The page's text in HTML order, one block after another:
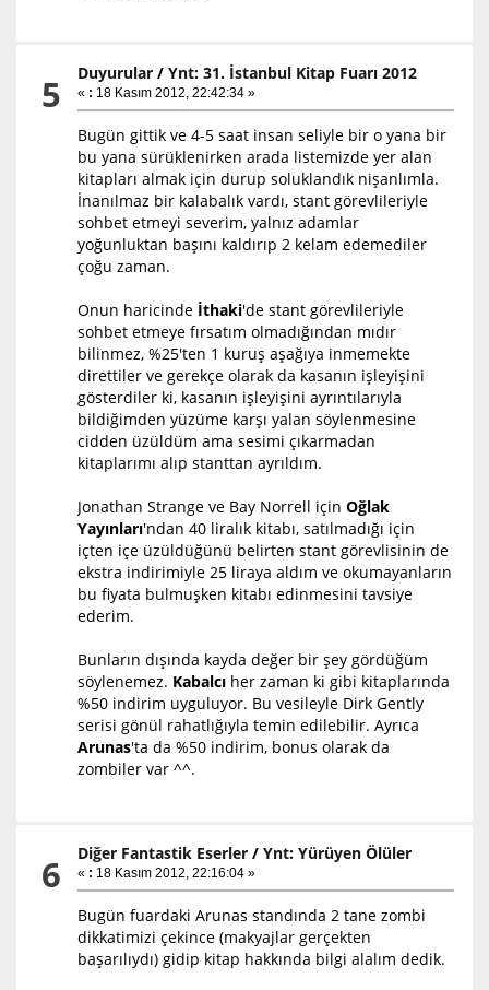
5 Duyurular /Ynt: 31. İstanbul Kitap Fuarı 2012
« : 18 Kasım 2012, 22:42:34 »
Bugün gittik ve 4-5 saat insan seliyle bir o yana bir
bu yana sürüklenirken arada listemizde yer alan
kitapları almak için durup soluklandık nişanlımla.
İnanılmaz bir kalabalık vardı, stant görevlileriyle
sohbet etmeyi severim, yalnız adamlar
yoğunluktan başını kaldırıp 2 kelam edemediler
çoğu zaman.
Onun haricinde İthaki'de stant görevlileriyle
sohbet etmeye fırsatım olmadığından mıdır
bilinmez, %25'ten 1 kuruş aşağıya inmemekte
direttiler ve gerekçe olarak da kasanın işleyişini
gösterdiler ki, kasanın işleyişini ayrıntılarıyla
bildiğimden yüzüme karşı yalan söylenmesine
cidden üzüldüm ama sesimi çıkarmadan
kitaplarımı alıp stanttan ayrıldım.
Jonathan Strange ve Bay Norrell içinOğlak
Yayınları'ndan 40 liralık kitabı, satılmadığı için
içten içe üzüldüğünü belirten stant görevlisinin de
ekstra indirimiyle 25 liraya aldım ve okumayanların
bu fiyata bulmuşken kitabı edinmesini tavsiye
ederim.
Bunların dışında kayda değer bir şey gördüğüm
söylenemez. Kabalcı her zaman ki gibi kitaplarında
%50 indirim uyguluyor. Bu vesileyle Dirk Gently
serisi gönül rahatlığıyla temin edilebilir. Ayrıca
Arunas'ta da %50 indirim, bonus olarak da
zombiler var ^^.
6 Diğer Fantastik Eserler /Ynt: Yürüyen Ölüler
« : 18 Kasım 2012, 22:16:04 »
Bugün fuardaki Arunas standında 2 tane zombi
dikkatimizi çekince (makyajlar gerçekten
başarılıydı) gidip kitap hakkında bilgi alalım dedik.